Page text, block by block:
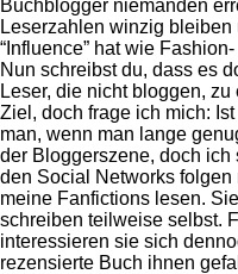
Buchblogger niemanden
Leserzahlen winzig
“Influence” hat wie
Nun schreibst du, dass es
Leser, die nicht bloggen,
Ziel, doch frage ich mich:
man, wenn man lange
der Bloggerszene, doch
den Social Networks
meine Fanfictions lesen.
schreiben teilweise selbst.
interessieren sie sich
rezensierte Buch ihnen